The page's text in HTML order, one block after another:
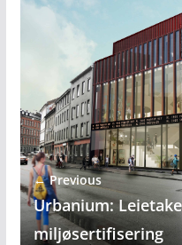
← Previous
Urbanium:
miljøsertifisering